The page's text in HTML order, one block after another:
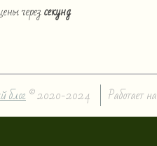
черезсекунд
Работает на
блог© 2020-2024